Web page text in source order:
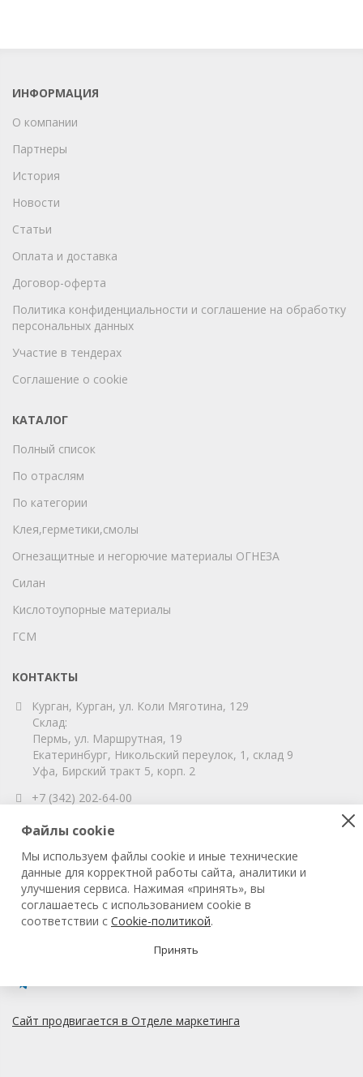
ИНФОРМАЦИЯ
О компании
Партнеры
История
Новости
Статьи
Оплата и доставка
Договор-оферта
Политика конфиденциальности и соглашение на обработку
персональных данных
Участие в тендерах
Соглашение о cookie
КАТАЛОГ
Полный список
По отраслям
По категории
Клея,герметики,смолы
Огнезащитные и негорючие материалы ОГНЕЗА
Силан
Кислотоупорные материалы
ГСМ
КОНТАКТЫ
Курган, Курган, ул. Коли Мяготина, 129
Склад:
Пермь, ул. Маршрутная, 19
Екатеринбург, Никольский переулок, 1, склад 9
Уфа, Бирский тракт 5, корп. 2
+7 (342) 202-64-00
info@vitahim-perm.ru
ООО «ВитаХим Пермь»
ОГРН: 1115905003059
ИНН/КПП: 5905285619/590501001
Сайт продвигается в Отделе маркетинга
Файлы cookie
Мы используем файлы cookie и иные технические
данные для корректной работы сайта, аналитики и
улучшения сервиса. Нажимая «принять», вы
соглашаетесь с использованием cookie в
соответствии с Cookie-политикой.
Принять